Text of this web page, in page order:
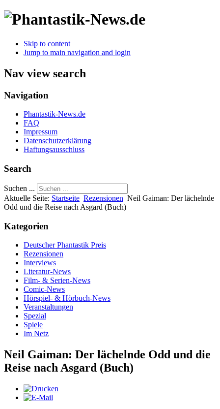
Skip to content
Jump to main navigation and login
Nav view search
Navigation
Phantastik-News.de
FAQ
Impressum
Datenschutzerklärung
Haftungsausschluss
Search
Suchen ...
Aktuelle Seite: Startseite Rezensionen Neil Gaiman: Der lächelnde
Odd und die Reise nach Asgard (Buch)
Kategorien
Deutscher Phantastik Preis
Rezensionen
Interviews
Literatur-News
Film- & Serien-News
Comic-News
Hörspiel- & Hörbuch-News
Veranstaltungen
Spezial
Spiele
Im Netz
Neil Gaiman: Der lächelnde Odd und die
Reise nach Asgard (Buch)